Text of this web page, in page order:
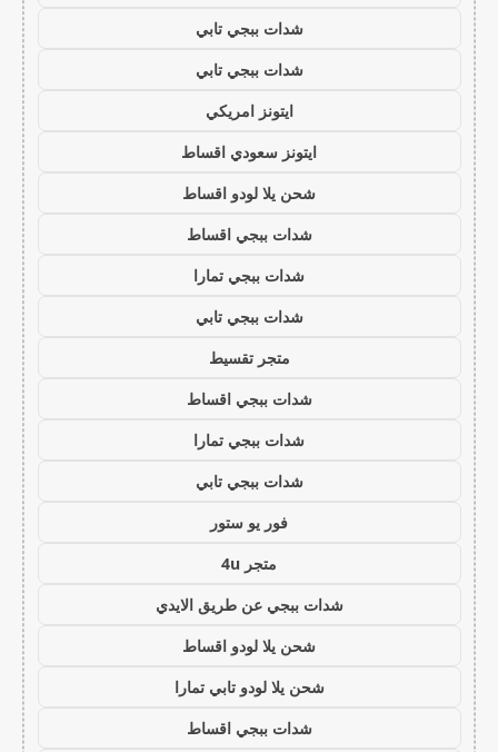
شدات ببجي تابي
شدات ببجي تابي
ايتونز امريكي
ايتونز سعودي اقساط
شحن يلا لودو اقساط
شدات ببجي اقساط
شدات ببجي تمارا
شدات ببجي تابي
متجر تقسيط
شدات ببجي اقساط
شدات ببجي تمارا
شدات ببجي تابي
فور يو ستور
متجر 4u
شدات ببجي عن طريق الايدي
شحن يلا لودو اقساط
شحن يلا لودو تابي تمارا
شدات ببجي اقساط